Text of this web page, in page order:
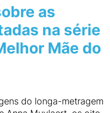
as
na série
Mãe do
do longa-metragem